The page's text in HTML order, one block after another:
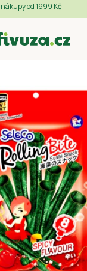
od 1999 Kč